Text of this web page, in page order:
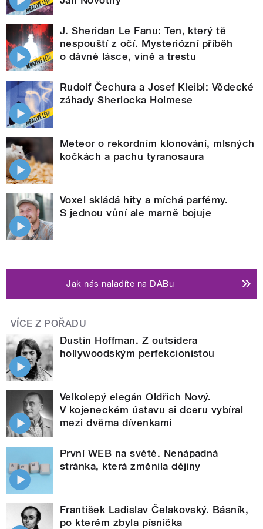
J. Sheridan Le Fanu: Ten, který tě
nespouští z očí. Mysteriózní příběh
o dávné lásce, vině a trestu
Rudolf Čechura a Josef Kleibl: Vědecké
záhady Sherlocka Holmese
Meteor o rekordním klonování, mlsných
kočkách a pachu tyranosaura
Voxel skládá hity a míchá parfémy.
S jednou vůní ale marně bojuje
Jak nás naladíte na DABu
VÍCE Z POŘADU
Dustin Hoffman. Z outsidera
hollywoodským perfekcionistou
Velkolepý elegán Oldřich Nový.
V kojeneckém ústavu si dceru vybíral
mezi dvěma dívenkami
První WEB na světě. Nenápadná
stránka, která změnila dějiny
František Ladislav Čelakovský. Básník,
po kterém zbyla písnička